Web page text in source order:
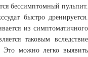
бессимптомный пульпит.
быстро дренируется.
из симптоматичного
таковым вследствие
Это можно легко выявить